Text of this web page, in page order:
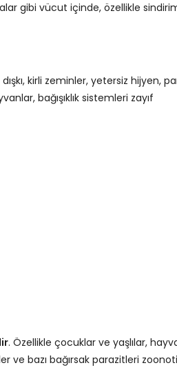
gibi vücut içinde, özellikle
kirli zeminler, yetersiz hijyen,
bağışıklık sistemleri zayıf
. Özellikle çocuklar ve yaşlılar,
ve bazı bağırsak parazitleri